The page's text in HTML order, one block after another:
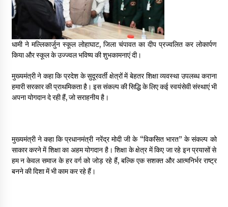
May 16, 2022
Thought Of The Day 14 May
May 14, 2022
Thought Of The Day 13 May
May 13, 2022
May 12, 2022
धामी ने मल्लिकार्जुन स्कूल लोहाघाट, जिला चंपावत का दीप प्रज्वलित कर लोकार्पण
किया और स्कूल के उज्ज्वल भविष्य की शुभकामनाएं दी।
मुख्यमंत्री ने कहा कि प्रदेश के सुदूरवर्ती क्षेत्रों में बेहतर शिक्षा व्यवस्था उपलब्ध कराना
हमारी सरकार की प्राथमिकता है। इस संकल्प की सिद्धि के लिए कई स्वयंसेवी संस्थाएं भी
अपना योगदान दे रही हैं, जो सराहनीय है।
मुख्यमंत्री ने कहा कि प्रधानमंत्री नरेंद्र मोदी जी के “विकसित भारत” के संकल्प को
साकार करने में शिक्षा का अहम योगदान है। शिक्षा के क्षेत्र में किए जा रहे इन प्रयासों से
हम न केवल समाज के हर वर्ग को जोड़ रहे हैं, बल्कि एक सशक्त और आत्मनिर्भर राष्ट्र
बनने की दिशा में भी काम कर रहे हैं।